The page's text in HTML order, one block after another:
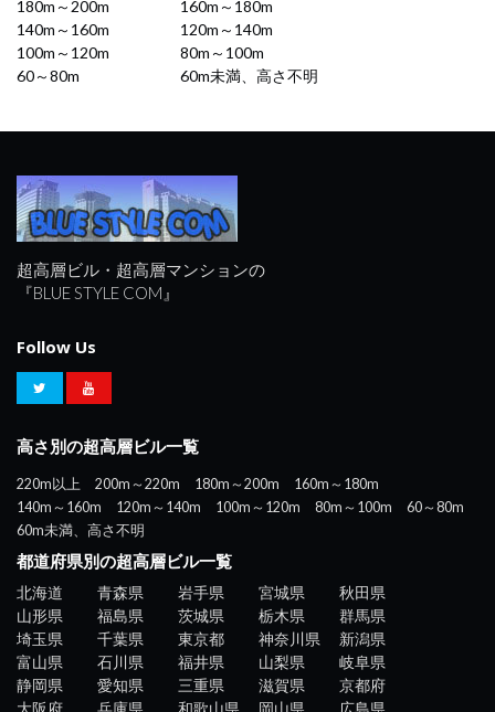
180m～200m
160m～180m
140m～160m
120m～140m
100m～120m
80m～100m
60～80m
60m未満、高さ不明
超高層ビル・超高層マンションの
『BLUE STYLE COM』
Follow Us
高さ別の超高層ビル一覧
220m以上 200m～220m 180m～200m
160m～180m
140m～160m
120m～140m 100m～120m 80m～100m
60～80m
60m未満、高さ不明
都道府県別の超高層ビル一覧
北海道 青森県 岩手県 宮城県
秋田県
山形県
福島県 茨城県 栃木県
群馬県
埼玉県
千葉県 東京都 神奈川県
新潟県
富山県
石川県 福井県 山梨県
岐阜県
静岡県
愛知県 三重県 滋賀県
京都府
大阪府
兵庫県 和歌山県 岡山県 広島県